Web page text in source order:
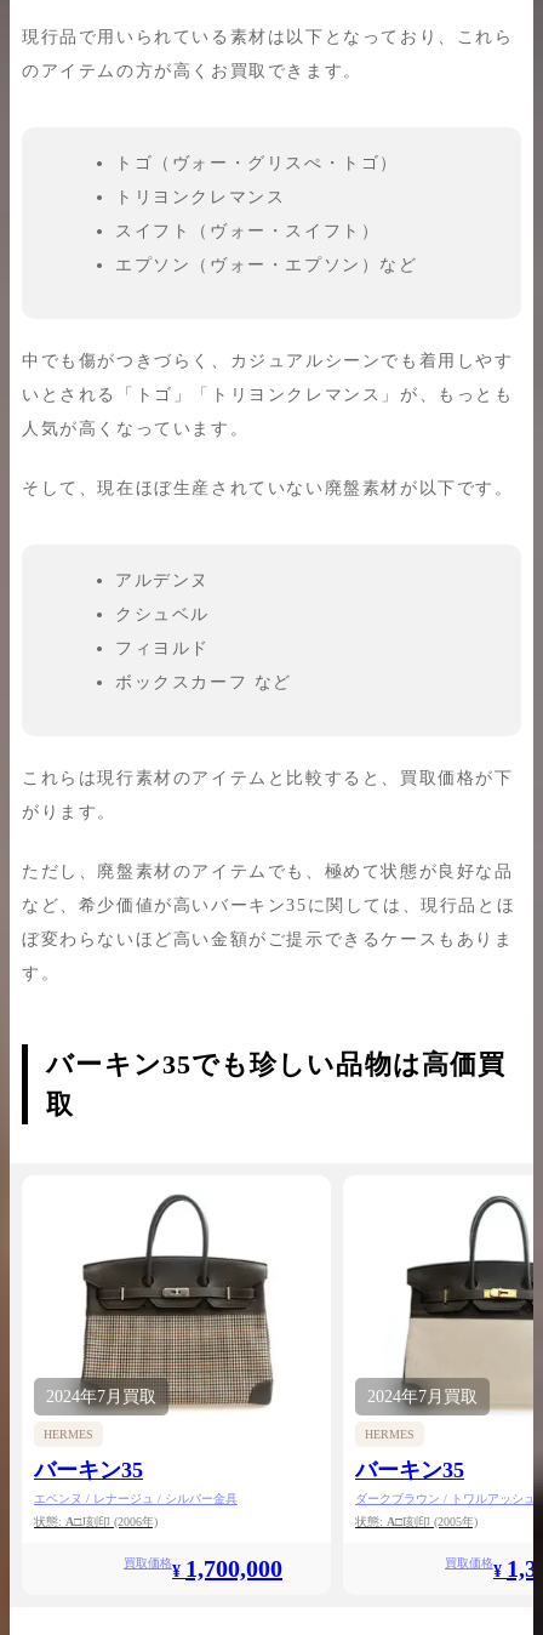
現行品で用いられている素材は以下となっており、これら
のアイテムの方が高くお買取できます。
トゴ（ヴォー・グリスぺ・トゴ）
トリヨンクレマンス
スイフト（ヴォー・スイフト）
エプソン（ヴォー・エプソン）など
中でも傷がつきづらく、カジュアルシーンでも着用しやす
いとされる「トゴ」「トリヨンクレマンス」が、もっとも
人気が高くなっています。
そして、現在ほぼ生産されていない廃盤素材が以下です。
アルデンヌ
クシュベル
フィヨルド
ボックスカーフ など
これらは現行素材のアイテムと比較すると、買取価格が下
がります。
ただし、廃盤素材のアイテムでも、極めて状態が良好な品
など、希少価値が高いバーキン35に関しては、現行品とほ
ぼ変わらないほど高い金額がご提示できるケースもありま
す。
バーキン35でも珍しい品物は高価買
取
2024年7月 買取
HERMES
バーキン35
エベンヌ / レナージュ / シルバー金具
状態: A□J刻印 (2006年)
買取価格¥ 1,700,000
2024年7月 買取
HERMES
バーキン35
ダークブラウン / トワルアッシュ
金具
状態: A□I刻印 (2005年)
買取価格¥